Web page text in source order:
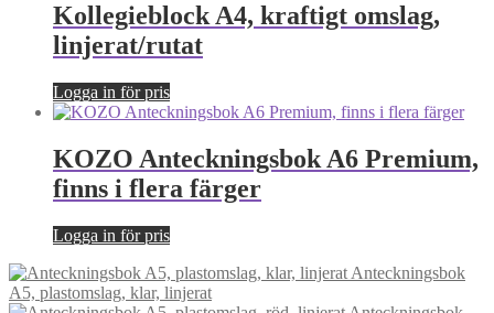
Kollegieblock A4, kraftigt omslag,
linjerat/rutat
Logga in för pris
KOZO Anteckningsbok A6 Premium,
finns i flera färger
Logga in för pris
Anteckningsbok
A5, plastomslag, klar, linjerat